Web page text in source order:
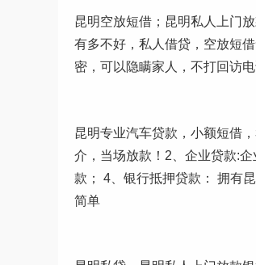
昆明空放短借；昆明私人上门
有多不好，私人借贷，空放短
密，可以隐瞒家人，不打回访
昆明专业汽车贷款，小额短借
介，当场放款！2、企业贷款:
款； 4、银行抵押贷款： 拥有
简单